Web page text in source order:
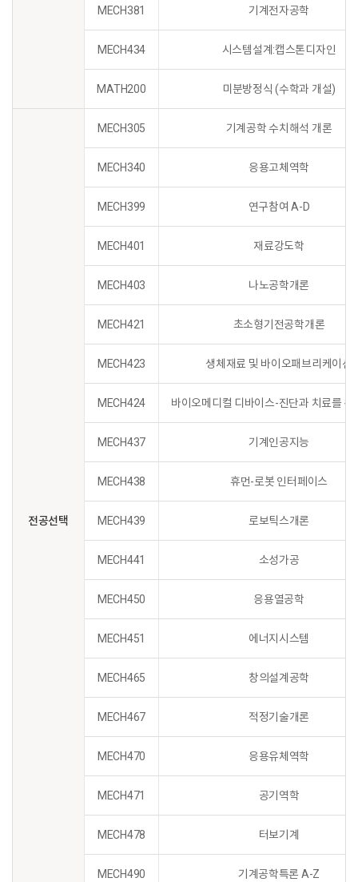
MECH381 기계전자공학
MECH434 시스템설계:캡스톤디자인
MATH200 미분방정식 (수학과 개설)
전공선택
MECH305 기계공학 수치해석 개론
MECH340 응용고체역학
MECH399 연구참여 A-D
MECH401 재료강도학
MECH403 나노공학개론
MECH421 초소형기전공학개론
MECH423 생체재료 및 바이오패브리케이션
MECH424 바이오메디컬 디바이스-진단과 치료를 위
MECH437 기계인공지능
MECH438 휴먼-로봇 인터페이스
MECH439 로보틱스개론
MECH441 소성가공
MECH450 응용열공학
MECH451 에너지시스템
MECH465 창의설계공학
MECH467 적정기술개론
MECH470 응용유체역학
MECH471 공기역학
MECH478 터보기계
MECH490 기계공학특론 A-Z